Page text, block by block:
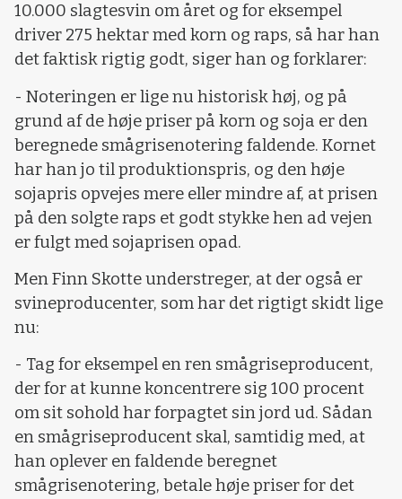
10.000 slagtesvin om året og for eksempel
driver 275 hektar med korn og raps, så har han
det faktisk rigtig godt, siger han og forklarer:
- Noteringen er lige nu historisk høj, og på
grund af de høje priser på korn og soja er den
beregnede smågrisenotering faldende. Kornet
har han jo til produktionspris, og den høje
sojapris opvejes mere eller mindre af, at prisen
på den solgte raps et godt stykke hen ad vejen
er fulgt med sojaprisen opad.
Men Finn Skotte understreger, at der også er
svineproducenter, som har det rigtigt skidt lige
nu:
- Tag for eksempel en ren smågriseproducent,
der for at kunne koncentrere sig 100 procent
om sit sohold har forpagtet sin jord ud. Sådan
en smågriseproducent skal, samtidig med, at
han oplever en faldende beregnet
smågrisenotering, betale høje priser for det